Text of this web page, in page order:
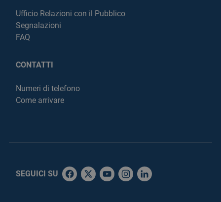
Ufficio Relazioni con il Pubblico
Segnalazioni
FAQ
CONTATTI
Numeri di telefono
Come arrivare
SEGUICI SU